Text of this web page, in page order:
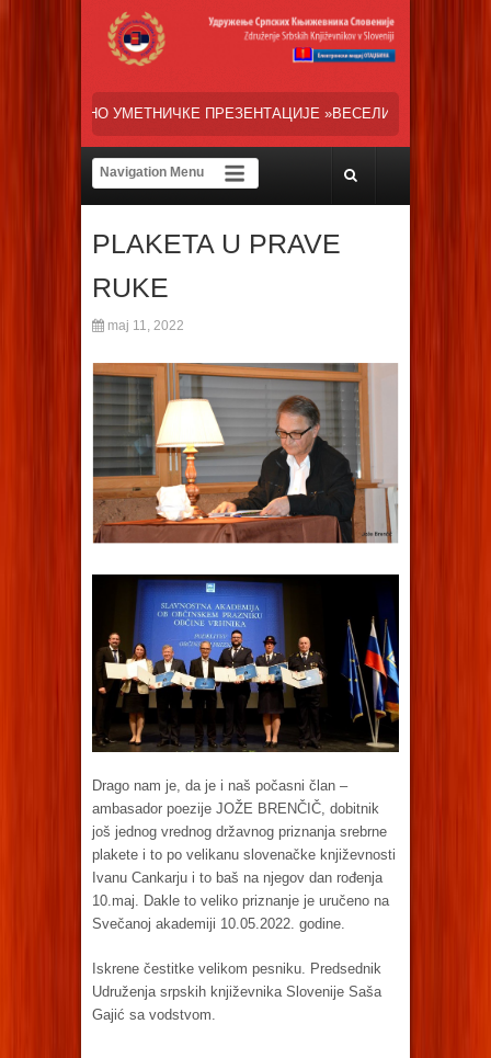
»ВЕСЕЛИ ДАНИ СРПСКЕ ДИЈАСПОРЕ« НАША ТРЕНУТНА
PLAKETA U PRAVE
RUKE
maj 11, 2022
Drago nam je, da je i naš počasni član –
ambasador poezije JOŽE BRENČIČ, dobitnik
još jednog vrednog državnog priznanja srebrne
plakete i to po velikanu slovenačke književnosti
Ivanu Cankarju i to baš na njegov dan rođenja
10.maj. Dakle to veliko priznanje je uručeno na
Svečanoj akademiji 10.05.2022. godine.
Iskrene čestitke velikom pesniku. Predsednik
Udruženja srpskih književnika Slovenije Saša
Gajić sa vodstvom.